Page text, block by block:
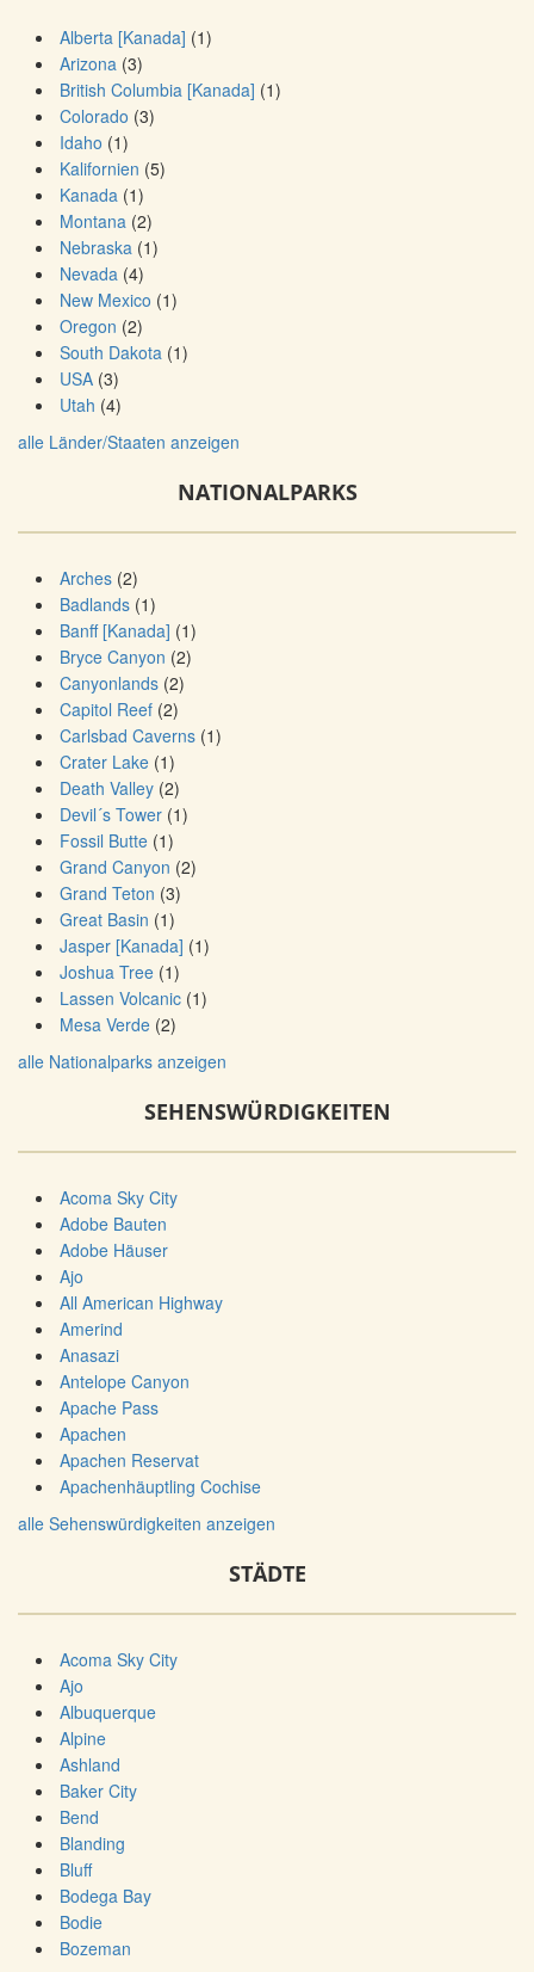
Alberta [Kanada] (1)
Arizona (3)
British Columbia [Kanada] (1)
Colorado (3)
Idaho (1)
Kalifornien (5)
Kanada (1)
Montana (2)
Nebraska (1)
Nevada (4)
New Mexico (1)
Oregon (2)
South Dakota (1)
USA (3)
Utah (4)
alle Länder/Staaten anzeigen
NATIONALPARKS
Arches (2)
Badlands (1)
Banff [Kanada] (1)
Bryce Canyon (2)
Canyonlands (2)
Capitol Reef (2)
Carlsbad Caverns (1)
Crater Lake (1)
Death Valley (2)
Devil´s Tower (1)
Fossil Butte (1)
Grand Canyon (2)
Grand Teton (3)
Great Basin (1)
Jasper [Kanada] (1)
Joshua Tree (1)
Lassen Volcanic (1)
Mesa Verde (2)
alle Nationalparks anzeigen
SEHENSWÜRDIGKEITEN
Acoma Sky City
Adobe Bauten
Adobe Häuser
Ajo
All American Highway
Amerind
Anasazi
Antelope Canyon
Apache Pass
Apachen
Apachen Reservat
Apachenhäuptling Cochise
alle Sehenswürdigkeiten anzeigen
STÄDTE
Acoma Sky City
Ajo
Albuquerque
Alpine
Ashland
Baker City
Bend
Blanding
Bluff
Bodega Bay
Bodie
Bozeman